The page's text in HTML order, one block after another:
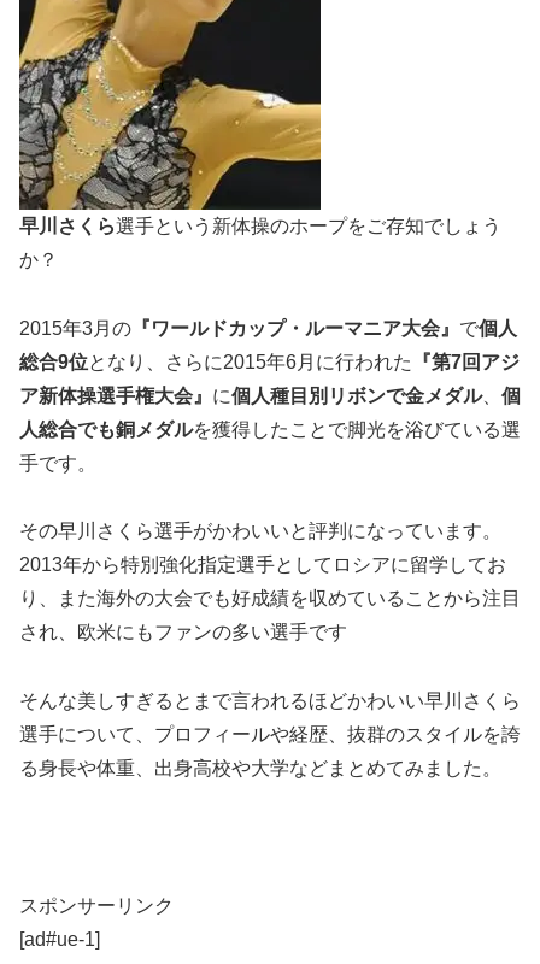
早川さくら選手という 新体操のホープをご存知でしょう
か？
2015年3月の 『ワールドカップ・ルーマニア大会』 で個人
総合9位となり、さらに2015年6月に行われた
『第7回アジ
ア新体操選手権大会』 に個人種目別リボンで金メダル、 個
人総合でも銅メダルを獲得したことで脚光を浴びている選
手です。
その早川さくら選手がかわいいと評判になっています。
2013年から特別強化指定選手としてロシアに留学 してお
り、また海外の大会でも好成績を収めていることから注目
され、欧米にもファンの多い選手です
そんな美しすぎるとまで言われるほどかわいい早川さくら
選手について、プロフィールや経歴、抜群のスタイルを誇
る身長や体重、出身高校や大学などまとめてみました。
スポンサーリンク
[ad#ue-1]